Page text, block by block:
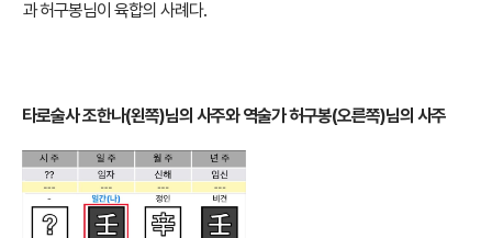
과 허구봉님이 육합의 사례다.